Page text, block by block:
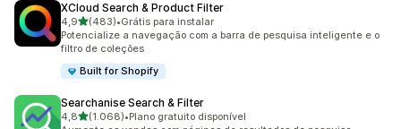
XCloud Search & Product Filter
4,9de 5 estrelas
(483)
483 avaliações ao todo
•Grátis para instalar
Potencialize a navegação com a barra de pesquisa inteligente e o
filtro de coleções
Built for Shopify
Searchanise Search & Filter
4,8de 5 estrelas
(1.068)
1068 avaliações ao todo
•Plano gratuito disponível